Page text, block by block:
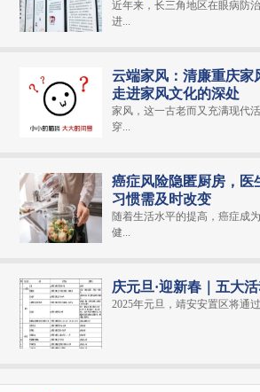
近年来，长三角地区在眼病防
进...
云端家风：清廉重庆家
走进家风文化的深处
家风，这一古老而又充满现代
穿...
癌症风险隐匿厨房，医
习惯需及时改变
随着生活水平的提高，癌症成
健...
庆元旦·迎新春｜五大
2025年元旦，靖安安置区将通